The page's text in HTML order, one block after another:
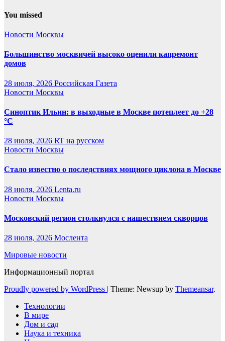
You missed
Новости Москвы
Большинство москвичей высоко оценили капремонт
домов
28 июля, 2026 Российская Газета
Новости Москвы
Синоптик Ильин: в выходные в Москве потеплеет до +28
°C
28 июля, 2026 RT на русском
Новости Москвы
Стало известно о последствиях мощного циклона в Москве
28 июля, 2026 Lenta.ru
Новости Москвы
Московский регион столкнулся с нашествием скворцов
28 июля, 2026 Мослента
Мировые новости
Информационный портал
Proudly powered by WordPress | Theme: Newsup by Themeansar.
Технологии
В мире
Дом и сад
Наука и техника